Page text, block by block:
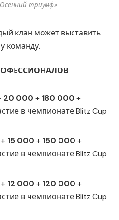
триумф»
клан может выставить
команду.
20 000 + 180 000 +
в чемпионате Blitz Cup
+ 15 000 + 150 000 +
в чемпионате Blitz Cup
+ 12 000 + 120 000 +
в чемпионате Blitz Cup